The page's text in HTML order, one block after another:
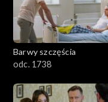
Barwy szczęścia
odc. 1738